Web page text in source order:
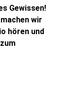
Gewissen!
wir
hören und